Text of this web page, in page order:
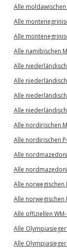
Alle
Alle
Alle
Alle namibischen
Alle
Alle
Alle
Alle
Alle nordirischen
Alle nordirischen
Alle
Alle
Alle norwegischen
Alle norwegischen
Alle offiziellen
Alle
Alle